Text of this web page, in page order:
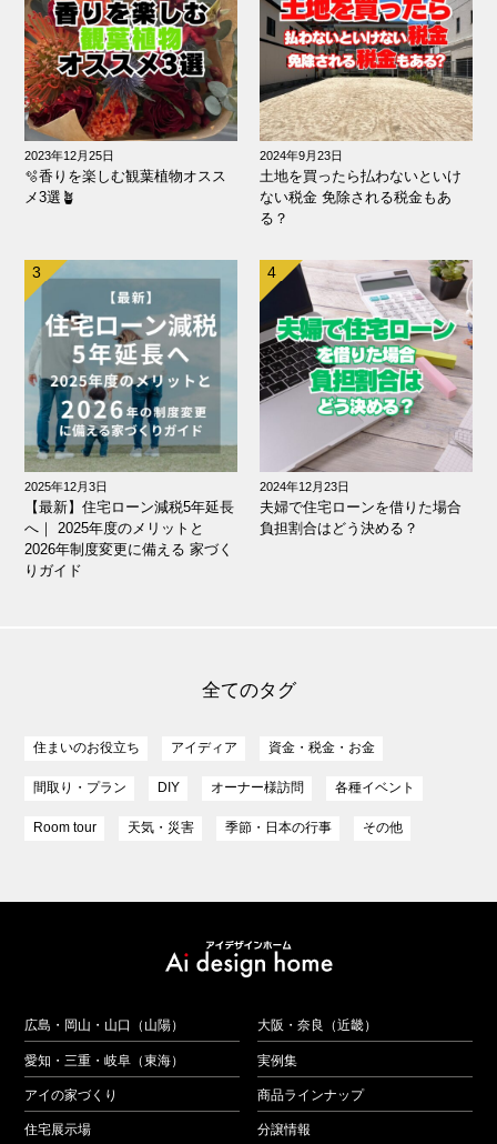
2023年12月25日
🫧香りを楽しむ観葉植物オスス
メ3選🪴
2024年9月23日
土地を買ったら払わないといけ
ない税金 免除される税金もあ
る？
2025年12月3日
【最新】住宅ローン減税5年延長
へ｜ 2025年度のメリットと
2026年制度変更に備える 家づく
りガイド
2024年12月23日
夫婦で住宅ローンを借りた場合
負担割合はどう決める？
全てのタグ
住まいのお役立ち アイディア 資金・税金・お金
間取り・プラン DIY オーナー様訪問 各種イベント
Room tour 天気・災害 季節・日本の行事 その他
広島・岡山・山口（山陽） 大阪・奈良（近畿）
愛知・三重・岐阜（東海） 実例集
アイの家づくり 商品ラインナップ
住宅展示場 分譲情報